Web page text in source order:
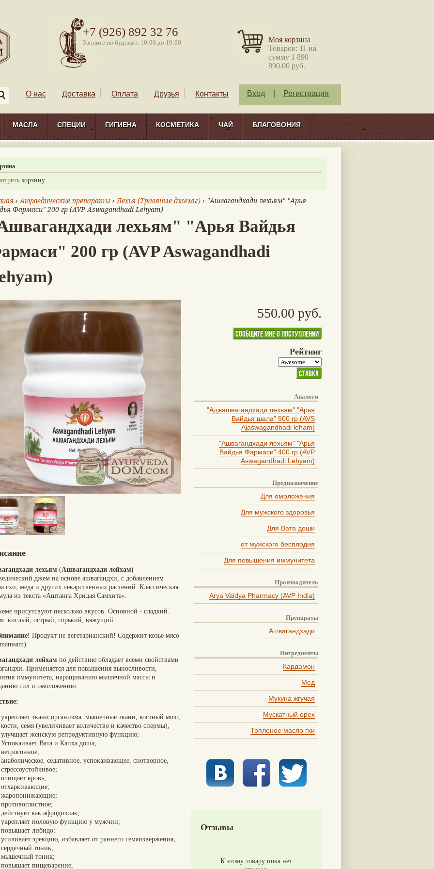
+7 (926) 892 32 76
Звоните по будням с 10:00 до 19:00
Моя корзина
Товаров: 11 на
сумму 1 890
890.00 руб.
О нас Доставка Оплата Друзья Контакты Вход Регистрация
МАСЛА СПЕЦИИ ГИГИЕНА КОСМЕТИКА ЧАЙ БЛАГОВОНИЯ
корзину.
›Аюрведические препараты ›Лехья (Травяные джемы) › "Ашвагандхади лехьям" "Арья
Фармаси" 200 гр (AVP Aswagandhadi Lehyam)
лехьям" "Арья Вайдья
200 гр (AVP Aswagandhadi
лехьям (Ашвагандхади лейхам) —
джем на основе ашвагандхи, с добавлением
гхи, меда и других лекарственных растений. Классическая
из текста «Аштанга Хридая Самхита».
присутсвуют несколько вкусов. Основной - сладкий.
кислый, острый, горький, вяжущий.
Продукт не вегетарианский! Содержит козье мясо
лейхам по действию обладает всеми свойствами
Применяется для повышения выносливости,
иммунитета, наращиванию мышечной массы и
сил и омоложению.
укрепляет ткани организма: мышечные ткани, костный мозг,
кости, семя (увеличивает количество и качество спермы),
улучшает женскую репродуктивную функцию;
Успокаивает Вата и Капха доша;
ветрогонное;
анаболическое, седативное, успокаивающее, снотворное,
стрессоустойчивое;
очищает кровь;
отхаркивающие;
жаропонижающие;
противоглистное;
действует как афродизиак;
укрепляет половую функцию у мужчин;
повышает либидо;
усиливает эрекцию, избавляет от раннего семяизвержения;
сердечный тоник;
мышечный тоник;
повышает пищеварение,
550.00 руб.
Рейтинг
Аналоги
"Аджашвагандхади лехьям" "Арья
Вайдья шала" 500 гр (AVS
Ajaswagandhadi leham)
"Ашвагандхади лехьям" "Арья
Вайдья Фармаси" 400 гр (AVP
Aswagandhadi Lehyam)
Предназначение
Для омоложения
Для мужского здоровья
Для Вата доши
от мужского бесплодия
Для повышения иммунитета
Производитель
Arya Vaidya Pharmacy (AVP India)
Препараты
Ашвагандхади
Ингредиенты
Кардамон
Мед
Мукуна жгучая
Мускатный орех
Топленое масло гхи
Отзывы
К этому товару пока нет